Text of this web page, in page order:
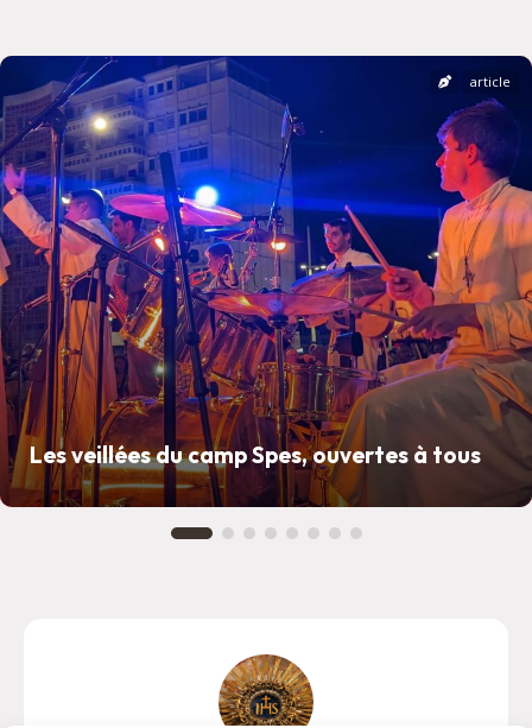
Les veillées du camp Spes, ouvertes à tous
article